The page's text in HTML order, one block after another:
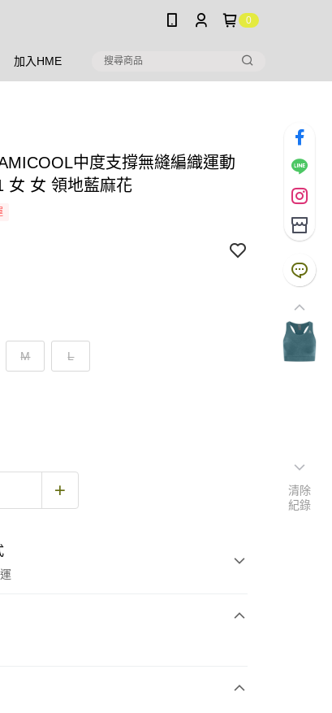
0
加入HME
中度支撐無縫編織運動
女 女 領地藍麻花
M L
清除
紀錄